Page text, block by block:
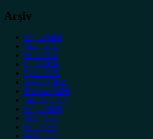
Arşiv
Mayıs 2026
Nisan 2026
Mart 2026
Şubat 2026
Eylül 2025
Ağustos 2025
Temmuz 2025
Haziran 2025
Mayıs 2025
Nisan 2025
Mart 2025
Ocak 2025